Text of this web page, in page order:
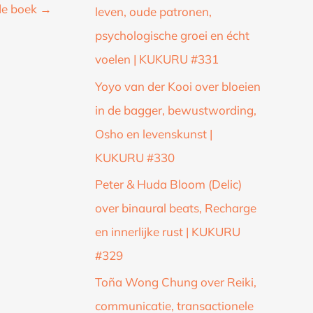
boek →
leven, oude patronen,
psychologische groei en écht
voelen | KUKURU #331
Yoyo van der Kooi over bloeien
in de bagger, bewustwording,
Osho en levenskunst |
KUKURU #330
Peter & Huda Bloom (Delic)
over binaural beats, Recharge
en innerlijke rust | KUKURU
#329
Toña Wong Chung over Reiki,
communicatie, transactionele